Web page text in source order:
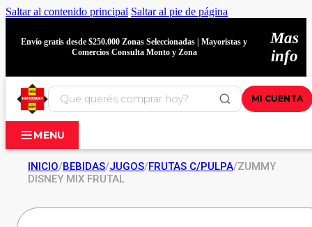
Saltar al contenido principal Saltar al pie de página
Envío gratis desde $250.000 Zonas Seleccionadas | Mayoristas y
Comercios Consulta Monto y Zona
Mas
info
MI CUENTA
MENU
INICIO/BEBIDAS/JUGOS/FRUTAS C/PULPA/ZUMMY
DISNEY MIX FRUTAL